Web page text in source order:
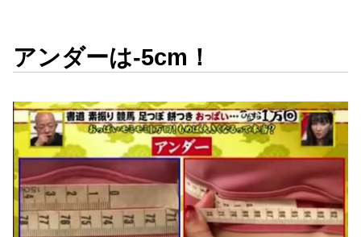
アンダーは-5cm！